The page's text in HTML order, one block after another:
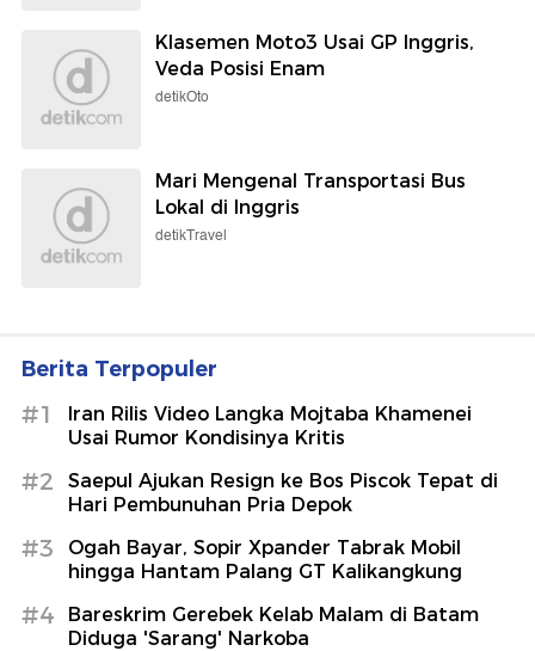
Klasemen Moto3 Usai GP Inggris,
Veda Posisi Enam
detikOto
Mari Mengenal Transportasi Bus
Lokal di Inggris
detikTravel
Berita Terpopuler
#1
Iran Rilis Video Langka Mojtaba Khamenei
Usai Rumor Kondisinya Kritis
#2
Saepul Ajukan Resign ke Bos Piscok Tepat di
Hari Pembunuhan Pria Depok
#3
Ogah Bayar, Sopir Xpander Tabrak Mobil
hingga Hantam Palang GT Kalikangkung
#4
Bareskrim Gerebek Kelab Malam di Batam
Diduga 'Sarang' Narkoba